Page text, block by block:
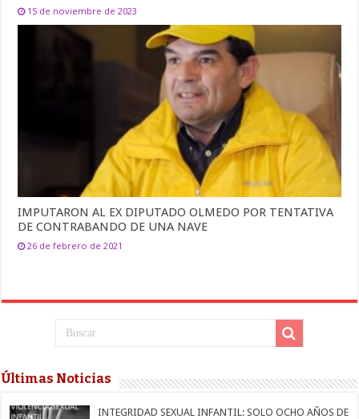
15 de noviembre de 2023
IMPUTARON AL EX DIPUTADO OLMEDO POR TENTATIVA
DE CONTRABANDO DE UNA NAVE
26 de febrero de 2021
Últimas Noticias
INTEGRIDAD SEXUAL INFANTIL: SOLO OCHO AÑOS DE